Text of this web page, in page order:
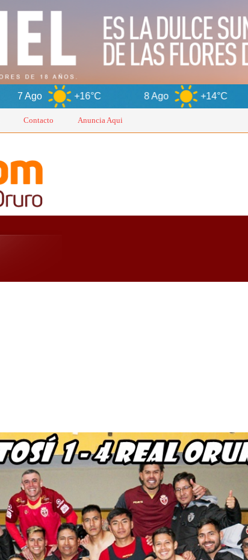
+16°C 8 Ago +14°C 9 Ago
Contacto Anuncia Aqui